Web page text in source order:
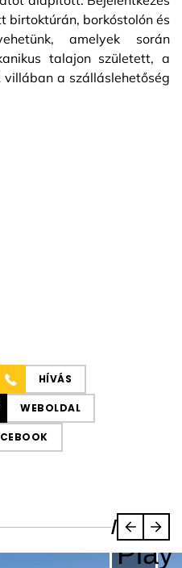
birtoktúrán, borkóstolón és
amelyek során
talajon született, a
a szálláslehetőség
HÍVÁS
WEBOLDAL
/
Play